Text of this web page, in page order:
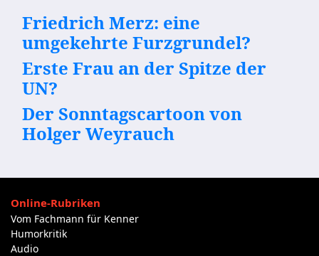
Friedrich Merz: eine
umgekehrte Furzgrundel?
Erste Frau an der Spitze der
UN?
Der Sonntagscartoon von
Holger Weyrauch
Online-Rubriken
Vom Fachmann für Kenner
Humorkritik
Audio